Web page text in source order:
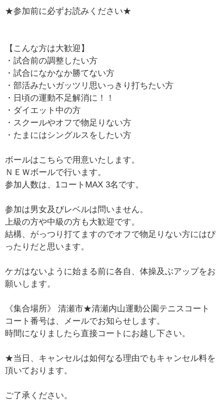
★参加前に必ずお読みください★
【こんな方は大歓迎】
・試合前の調整したい方
・試合になかなか勝てない方
・部活みたいガッツリ思いっきり打ちたい方
・日頃の運動不足解消に！！
・ダイエット中の方
・スクールやオフで物足りない方
・たまにはシングルスをしたい方
ボールはこちらで用意いたします。
ＮＥＷボールで行います。
参加人数は、1コートMAX 3名です。
参加は男女及びレベルは問いません。
上級の方や中級の方も大歓迎です。
結構、がっつり打てますのでオフで物足りない方にはぴ
ったりだと思います。
ケガはないように始まる前に各自、体操及ぶアップをお
願いします。
《集合場所》 清瀬市★清瀬内山運動公園テニスコート
コート番号は、メールでお知らせします。
時間になりましたら直接コートにお越し下さい。
★当日、キャンセルは如何なる理由でもキャンセル料を
頂いております。
ご了承ください。